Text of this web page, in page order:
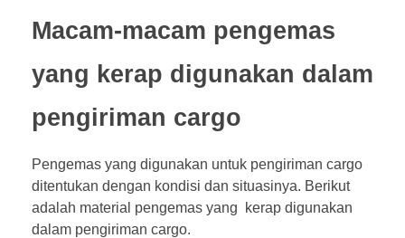
Macam-macam pengemas
yang kerap digunakan dalam
pengiriman cargo
Pengemas yang digunakan untuk pengiriman cargo
ditentukan dengan kondisi dan situasinya. Berikut
adalah material pengemas yang kerap digunakan
dalam pengiriman cargo.